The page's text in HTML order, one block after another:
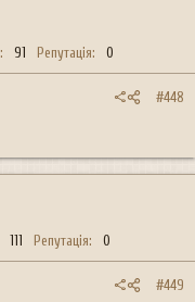
91 Репутація 0
#448
111 Репутація 0
#449